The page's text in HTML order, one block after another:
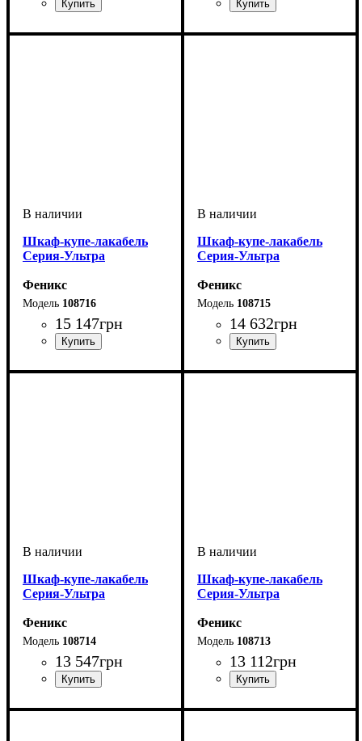
Шкаф-купе-лакабель
Серия-Ультра
Феникс
108716
15 147грн
Шкаф-купе-лакабель
Серия-Ультра
Феникс
108715
14 632грн
Шкаф-купе-лакабель
Серия-Ультра
Феникс
108714
13 547грн
Шкаф-купе-лакабель
Серия-Ультра
Феникс
108713
13 112грн